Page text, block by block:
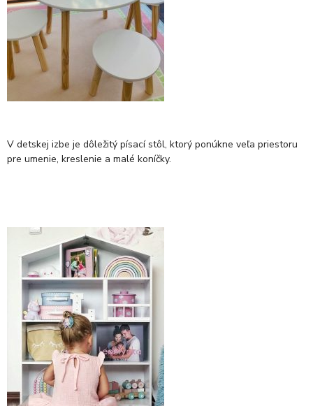
V detskej izbe je dôležitý písací stôl, ktorý ponúkne veľa priestoru
pre umenie, kreslenie a malé koníčky.